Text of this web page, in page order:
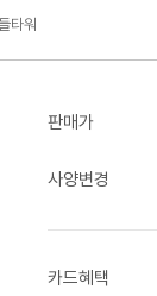
타워
판매가
사양변경
카드혜택